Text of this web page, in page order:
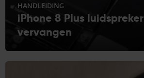
HANDLEIDING
iPhone 8 Plus luidspreker
vervangen